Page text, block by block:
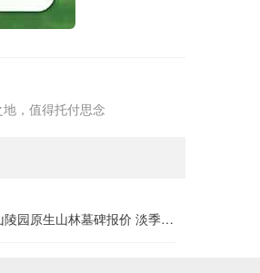
，值得托付思念
园原生山林墓碑报价 淡季专